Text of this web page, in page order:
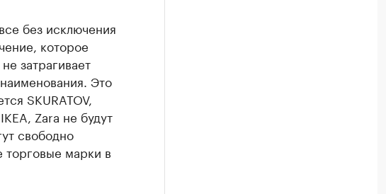
без исключения
которое
затрагивает
Это
SKURATOV,
Zara не будут
свободно
торговые марки в